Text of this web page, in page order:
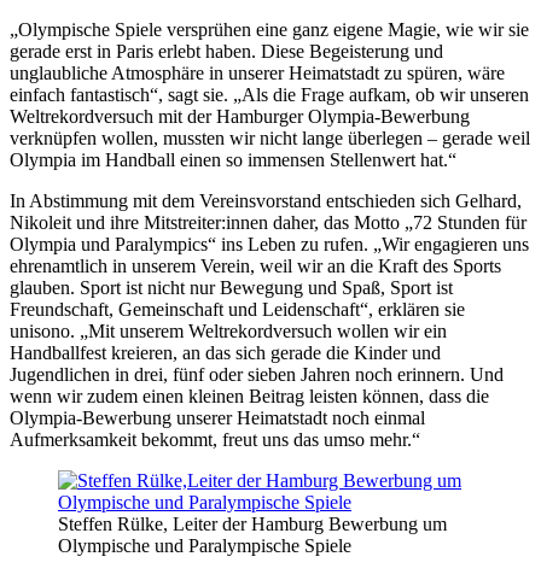
„Olympische Spiele versprühen eine ganz eigene Magie, wie wir sie
gerade erst in Paris erlebt haben. Diese Begeisterung und
unglaubliche Atmosphäre in unserer Heimatstadt zu spüren, wäre
einfach fantastisch“, sagt sie. „Als die Frage aufkam, ob wir unseren
Weltrekordversuch mit der Hamburger Olympia-Bewerbung
verknüpfen wollen, mussten wir nicht lange überlegen – gerade weil
Olympia im Handball einen so immensen Stellenwert hat.“
In Abstimmung mit dem Vereinsvorstand entschieden sich Gelhard,
Nikoleit und ihre Mitstreiter:innen daher, das Motto „72 Stunden für
Olympia und Paralympics“ ins Leben zu rufen. „Wir engagieren uns
ehrenamtlich in unserem Verein, weil wir an die Kraft des Sports
glauben. Sport ist nicht nur Bewegung und Spaß, Sport ist
Freundschaft, Gemeinschaft und Leidenschaft“, erklären sie
unisono. „Mit unserem Weltrekordversuch wollen wir ein
Handballfest kreieren, an das sich gerade die Kinder und
Jugendlichen in drei, fünf oder sieben Jahren noch erinnern. Und
wenn wir zudem einen kleinen Beitrag leisten können, dass die
Olympia-Bewerbung unserer Heimatstadt noch einmal
Aufmerksamkeit bekommt, freut uns das umso mehr.“
Steffen Rülke, Leiter der Hamburg Bewerbung um
Olympische und Paralympische Spiele